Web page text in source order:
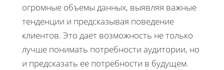
огромные объемы данных, выявляя важные
тенденции и предсказывая поведение
клиентов. Это дает возможность не только
лучше понимать потребности аудитории, но
и предсказать ее потребности в будущем.